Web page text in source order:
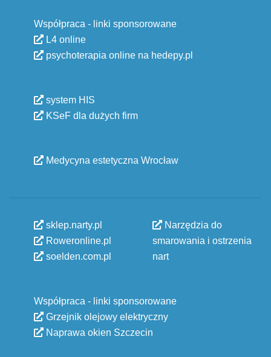
Współpraca - linki sponsorowane
L4 online
psychoterapia online na hedepy.pl
system HIS
KSeF dla dużych firm
Medycyna estetyczna Wrocław
sklep.narty.pl
Roweronline.pl
soelden.com.pl
Narzędzia do
smarowania i ostrzenia
nart
Współpraca - linki sponsorowane
Grzejnik olejowy elektryczny
Naprawa okien Szczecin